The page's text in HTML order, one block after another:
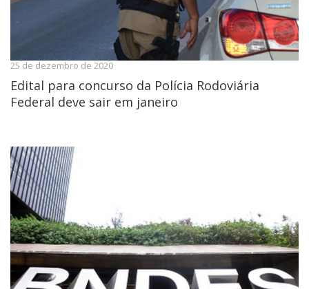
25 de dezembro de 2020
Edital para concurso da Polícia Rodoviária
Federal deve sair em janeiro